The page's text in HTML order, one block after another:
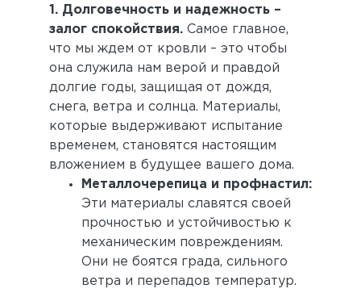
1. Долговечность и надежность –
залог спокойствия. Самое главное,
что мы ждем от кровли – это чтобы
она служила нам верой и правдой
долгие годы, защищая от дождя,
снега, ветра и солнца. Материалы,
которые выдерживают испытание
временем, становятся настоящим
вложением в будущее вашего дома.
Металлочерепица и профнастил:
Эти материалы славятся своей
прочностью и устойчивостью к
механическим повреждениям.
Они не боятся града, сильного
ветра и перепадов температур.